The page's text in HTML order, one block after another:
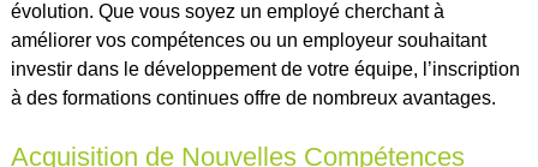
évolution. Que vous soyez un employé cherchant à
améliorer vos compétences ou un employeur souhaitant
investir dans le développement de votre équipe, l’inscription
à des formations continues offre de nombreux avantages.
Acquisition de Nouvelles Compétences